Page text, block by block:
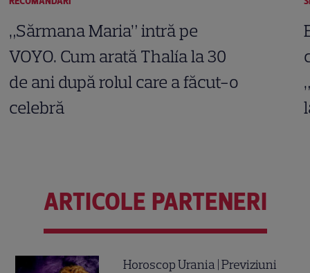
„Sărmana Maria” intră pe
VOYO. Cum arată Thalía la 30
de ani după rolul care a făcut-o
celebră
ARTICOLE PARTENERI
Horoscop Urania | Previziuni